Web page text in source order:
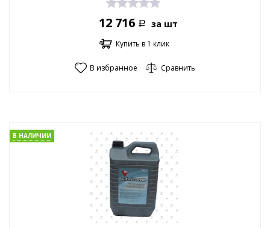
12 716 Р за шт
Купить в 1 клик
В избранное Сравнить
В НАЛИЧИИ